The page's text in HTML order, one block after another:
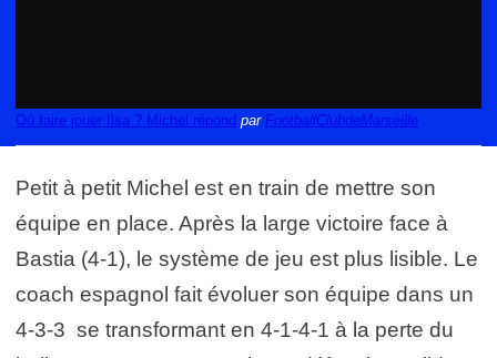
Où faire jouer Ilsa ? Michel répond par FootballClubdeMarseille
Petit à petit Michel est en train de mettre son
équipe en place. Après la large victoire face à
Bastia (4-1), le système de jeu est plus lisible. Le
coach espagnol fait évoluer son équipe dans un
4-3-3 se transformant en 4-1-4-1 à la perte du